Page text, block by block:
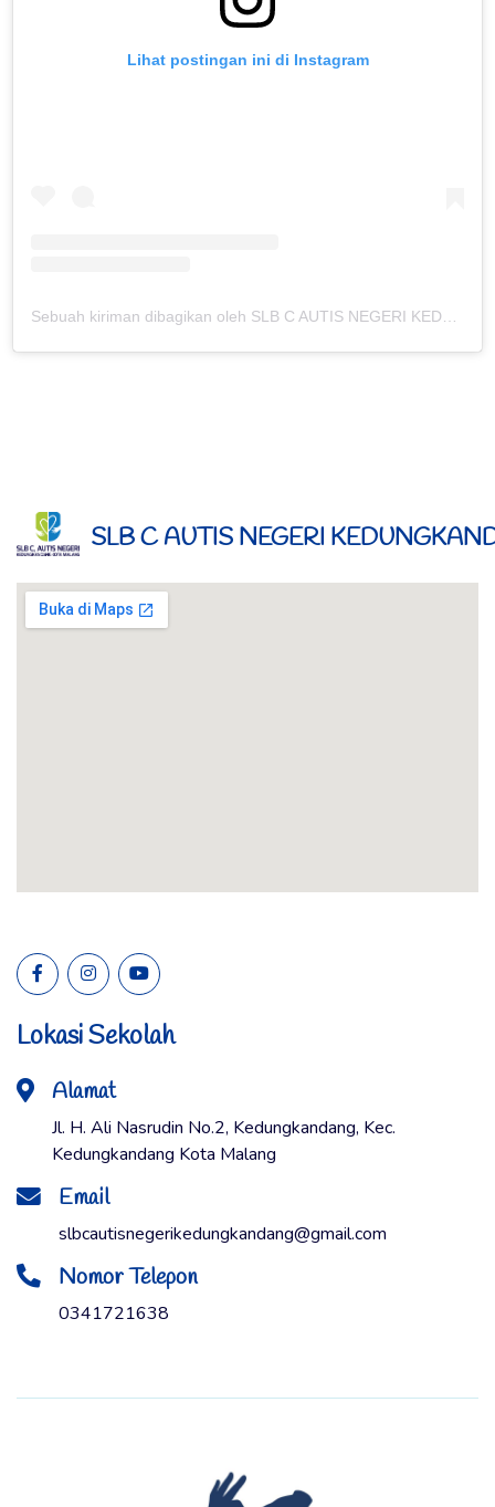
Lihat postingan ini di Instagram
Sebuah kiriman dibagikan oleh SLB C AUTIS NEGERI KEDUNGKANDANG (@slbcautiskdkd)
SLB C AUTIS NEGERI
Lokasi Sekolah
Alamat
Jl. H. Ali Nasrudin No.2, Kedungkandang, Kec.
Kedungkandang Kota Malang
Email
slbcautisnegerikedungkandang@gmail.com
Nomor Telepon
0341721638